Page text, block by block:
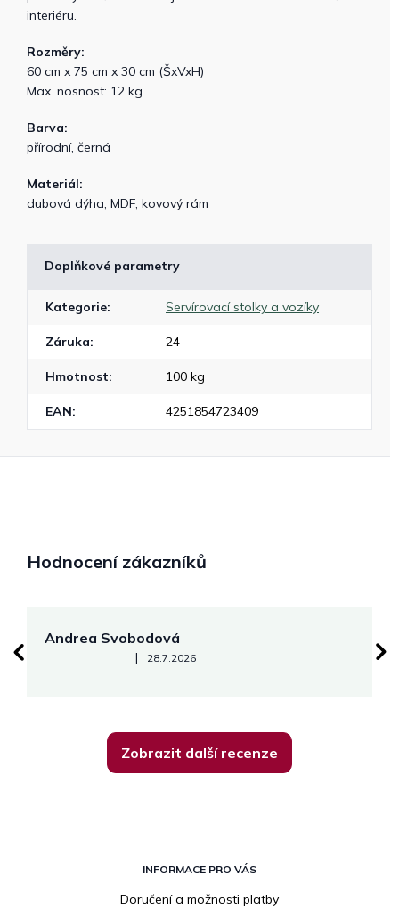
interiéru.
Rozměry:
60 cm x 75 cm x 30 cm (ŠxVxH)
Max. nosnost: 12 kg
Barva:
přírodní, černá
Materiál:
dubová dýha, MDF, kovový rám
Doplňkové parametry
Kategorie: Servírovací stolky a vozíky
Záruka: 24
Hmotnost: 100 kg
EAN: 4251854723409
Hodnocení zákazníků
Andrea Svobodová
Hodnocení obchodu je 5 z 5 hvězdiček.
| 28.7.2026
Zobrazit další recenze
INFORMACE PRO VÁS
Doručení a možnosti platby